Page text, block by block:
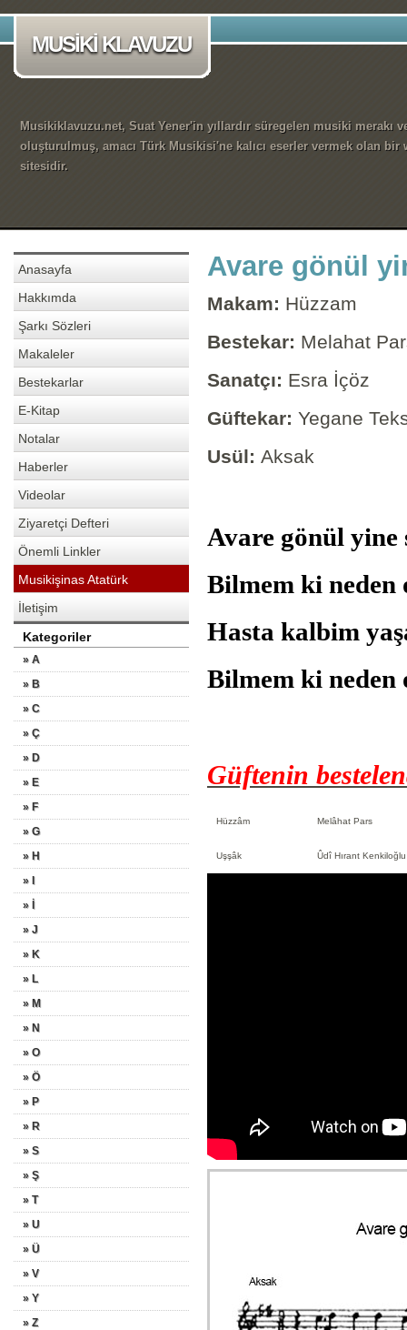
MUSİKİ KLAVUZU
Musikiklavuzu.net, Suat Yener'in yıllardır süregelen musiki merakı
oluşturulmuş, amacı Türk Musikisi'ne kalıcı eserler vermek olan bir
sitesidir.
Anasayfa
Hakkımda
Şarkı Sözleri
Makaleler
Bestekarlar
E-Kitap
Notalar
Haberler
Videolar
Ziyaretçi Defteri
Önemli Linkler
Musikişinas Atatürk
İletişim
Kategoriler
» A
» B
» C
» Ç
» D
» E
» F
» G
» H
» I
» İ
» J
» K
» L
» M
» N
» O
» Ö
» P
» R
» S
» Ş
» T
» U
» Ü
» V
» Y
» Z
Avare gönül
Makam: Hüzzam
Bestekar: Melahat
Sanatçı: Esra İçöz
Güftekar: Yegane
Usül: Aksak
Avare gönül yine
Bilmem ki neden
Hasta kalbim
Bilmem ki neden
Güftenin
Hüzzâm Melâhat Pars
Uşşâk Ûdî Hırant Kenkiloğlu